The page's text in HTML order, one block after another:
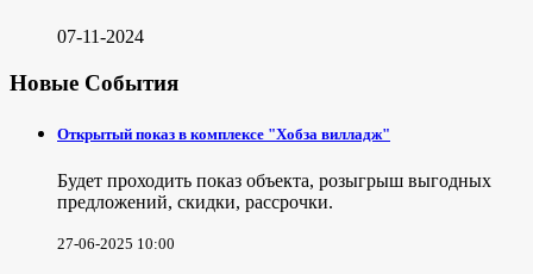
07-11-2024
Новые События
Открытый показ в комплексе "Хобза вилладж"
Будет проходить показ объекта, розыгрыш выгодных
предложений, скидки, рассрочки.
27-06-2025 10:00